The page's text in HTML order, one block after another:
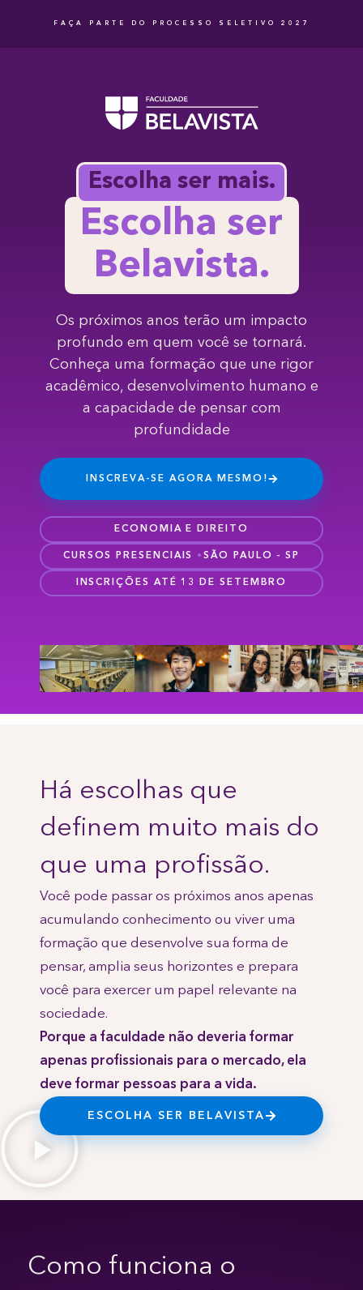
FAÇA PARTE DO PROCESSO SELETIVO 2027
Escolha ser mais.
Escolha ser
Belavista.
Os próximos anos terão um impacto
profundo em quem você se tornará.
Conheça uma formação que une rigor
acadêmico, desenvolvimento humano e
a capacidade de pensar com
profundidade
INSCREVA-SE AGORA MESMO!
ECONOMIA E DIREITO
CURSOS PRESENCIAIS •SÃO PAULO - SP
INSCRIÇÕES ATÉ 13 DE SETEMBRO
Há escolhas que
definem muito mais do
que uma profissão.
Você pode passar os próximos anos apenas
acumulando conhecimento ou viver uma
formação que desenvolve sua forma de
pensar, amplia seus horizontes e prepara
você para exercer um papel relevante na
sociedade.
Porque a faculdade não deveria formar
apenas profissionais para o mercado, ela
deve formar pessoas para a vida.
ESCOLHA SER BELAVISTA
Como funciona o